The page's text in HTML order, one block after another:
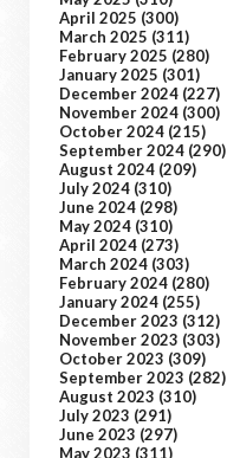
April 2025 (300)
March 2025 (311)
February 2025 (280)
January 2025 (301)
December 2024 (227)
November 2024 (300)
October 2024 (215)
September 2024 (290)
August 2024 (209)
July 2024 (310)
June 2024 (298)
May 2024 (310)
April 2024 (273)
March 2024 (303)
February 2024 (280)
January 2024 (255)
December 2023 (312)
November 2023 (303)
October 2023 (309)
September 2023 (282)
August 2023 (310)
July 2023 (291)
June 2023 (297)
May 2023 (311)